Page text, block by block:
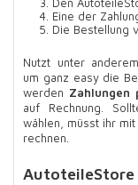
Eine der
Die Bestellung
Nutzt unter anderem
um ganz easy die
werden Zahlungen
auf Rechnung.
wählen, müsst ihr
rechnen.
AutoteileStore